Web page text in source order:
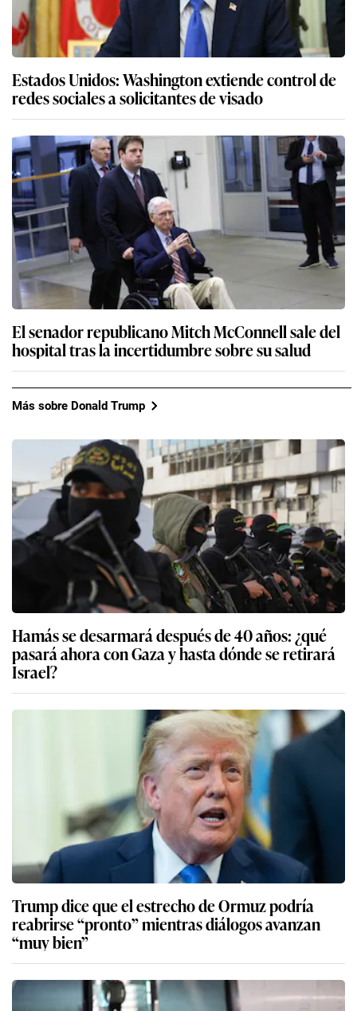
Estados Unidos: Washington extiende control de
redes sociales a solicitantes de visado
El senador republicano Mitch McConnell sale del
hospital tras la incertidumbre sobre su salud
Más sobre Donald Trump
Hamás se desarmará después de 40 años: ¿qué
pasará ahora con Gaza y hasta dónde se retirará
Israel?
Trump dice que el estrecho de Ormuz podría
reabrirse “pronto” mientras diálogos avanzan
“muy bien”